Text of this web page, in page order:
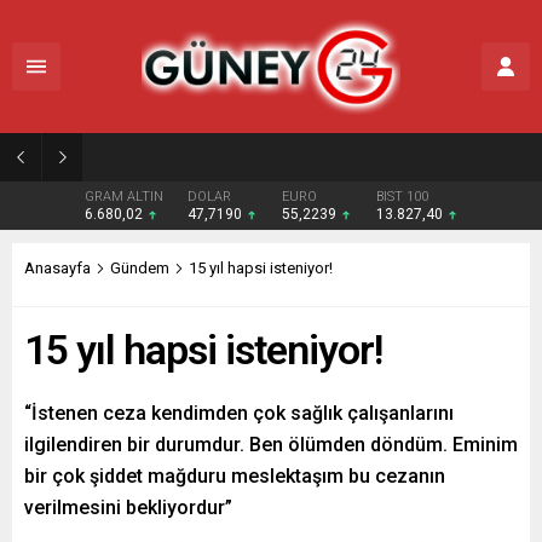
GRAM ALTIN
6.680,02
DOLAR
47,7190
EURO
55,2239
BIST 100
13.827,40
Anasayfa Gündem 15 yıl hapsi isteniyor!
15 yıl hapsi isteniyor!
“İstenen ceza kendimden çok sağlık çalışanlarını
ilgilendiren bir durumdur. Ben ölümden döndüm. Eminim
bir çok şiddet mağduru meslektaşım bu cezanın
verilmesini bekliyordur”